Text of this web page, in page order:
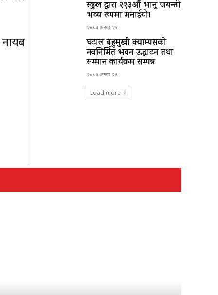
नायब
स्कुल द्धारा २१३औँ भानु जयन्ती
भव्य रूपमा मनाईयो।
२०८३ असार २९
घटाल बहुमुखी क्याम्पसको
नवनिर्मित भवन उद्घाटन तथा
सम्मान कार्यक्रम सम्पन्न
२०८३ असार २६
Load more